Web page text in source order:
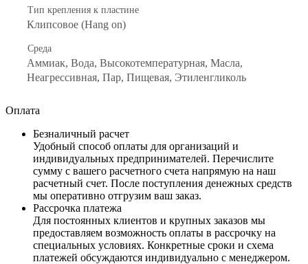
Тип крепления к пластине
Клипсовое (Hang on)
Среда
Аммиак, Вода, Высокотемпературная, Масла,
Неагрессивная, Пар, Пищевая, Этиленгликоль
Оплата
Безналичный расчет
Удобный способ оплаты для организаций и
индивидуальных предпринимателей. Перечислите
сумму с вашего расчетного счета напрямую на наш
расчетный счет. После поступления денежных средств
мы оперативно отгрузим ваш заказ.
Рассрочка платежа
Для постоянных клиентов и крупных заказов мы
предоставляем возможность оплаты в рассрочку на
специальных условиях. Конкретные сроки и схема
платежей обсуждаются индивидуально с менеджером.